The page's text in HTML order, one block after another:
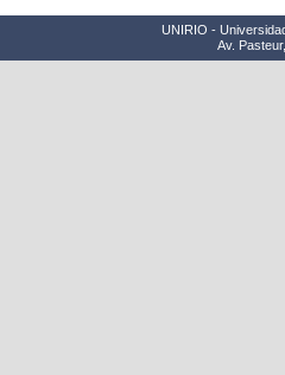
UNIRIO -
Av.